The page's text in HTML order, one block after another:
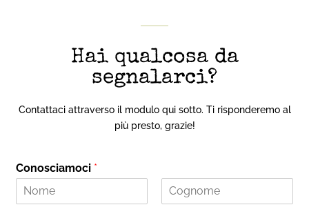
Hai qualcosa da
segnalarci?
Contattaci attraverso il modulo qui sotto. Ti risponderemo al
più presto, grazie!
Conosciamoci *